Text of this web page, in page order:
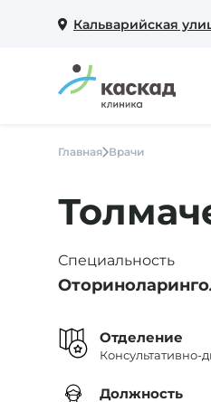
Кальварийская
Главная Врачи
Специальность
Отделение
Консультативно-
Должность